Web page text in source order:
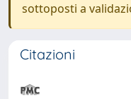
sottoposti a
Citazioni